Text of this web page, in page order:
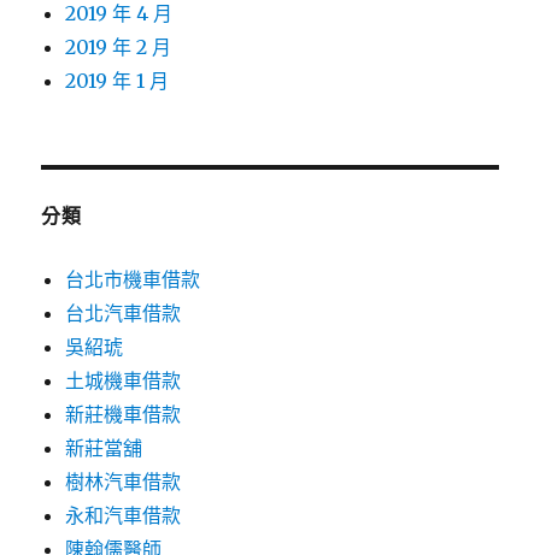
2019 年 4 月
2019 年 2 月
2019 年 1 月
分類
台北市機車借款
台北汽車借款
吳紹琥
土城機車借款
新莊機車借款
新莊當舖
樹林汽車借款
永和汽車借款
陳翰儒醫師